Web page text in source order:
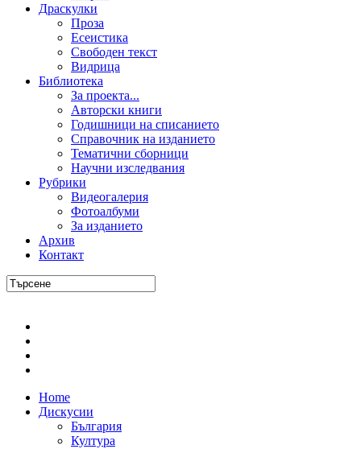
Драскулки
Проза
Есеистика
Свободен текст
Видрица
Библиотека
За проекта...
Авторски книги
Годишници на списанието
Справочник на изданието
Тематични сборници
Научни изследвания
Рубрики
Видеогалерия
Фотоалбуми
За изданието
Архив
Контакт
Home
Дискусии
България
Култура